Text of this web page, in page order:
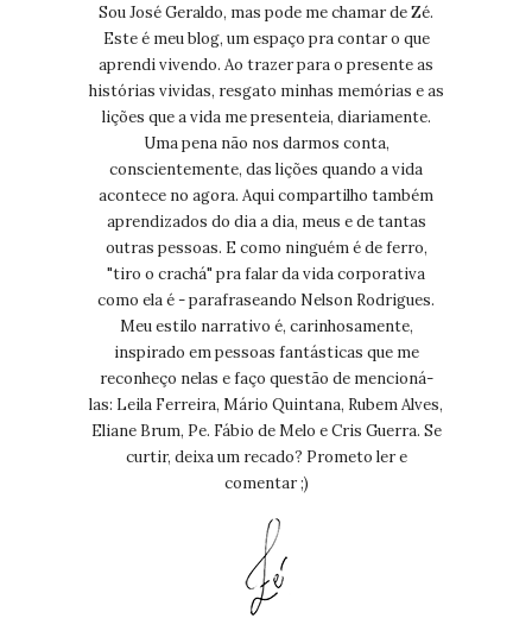
Sou José Geraldo, mas pode me chamar de Zé.
Este é meu blog, um espaço pra contar o que
aprendi vivendo. Ao trazer para o presente as
histórias vividas, resgato minhas memórias e as
lições que a vida me presenteia, diariamente.
Uma pena não nos darmos conta,
conscientemente, das lições quando a vida
acontece no agora. Aqui compartilho também
aprendizados do dia a dia, meus e de tantas
outras pessoas. E como ninguém é de ferro,
"tiro o crachá" pra falar da vida corporativa
como ela é - parafraseando Nelson Rodrigues.
Meu estilo narrativo é, carinhosamente,
inspirado em pessoas fantásticas que me
reconheço nelas e faço questão de mencioná-
las: Leila Ferreira, Mário Quintana, Rubem Alves,
Eliane Brum, Pe. Fábio de Melo e Cris Guerra. Se
curtir, deixa um recado? Prometo ler e
comentar ;)